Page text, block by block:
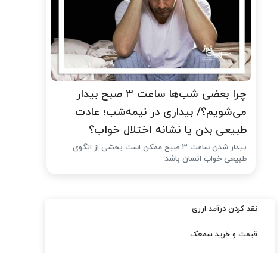
چرا بعضی شب‌ها ساعت ۳ صبح بیدار
می‌شویم؟/ بیداری در نیمه‌شب؛ عادت
طبیعی بدن یا نشانه اختلال خواب؟
بیدار شدن ساعت ۳ صبح ممکن است بخشی از الگوی
طبیعی خواب انسان باشد.
نقد کردن درآمد ارزی
قیمت و خرید سمعک